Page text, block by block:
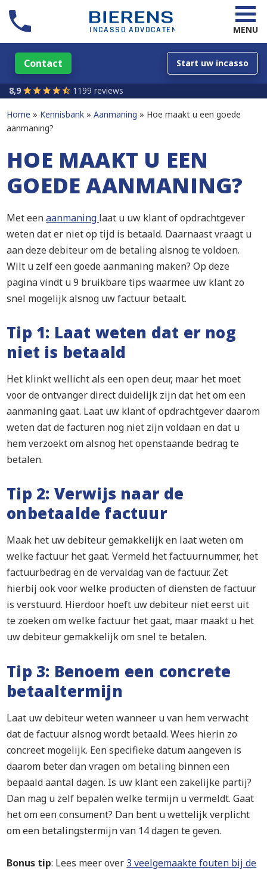
MENU
Contact Start uw incasso
8,9 1199 reviews
Home Kennisbank Aanmaning
Hoe maakt u een goede
aanmaning?
HOE MAAKT U EEN
GOEDE AANMANING?
Met eenaanmaning laat u uw klant of opdrachtgever
weten dat er niet op tijd is betaald. Daarnaast vraagt u
aan deze debiteur om de betaling alsnog te voldoen.
Wilt u zelf een goede aanmaning maken? Op deze
pagina vindt u 9 bruikbare tips waarmee uw klant zo
snel mogelijk alsnog uw factuur betaalt.
Tip 1: Laat weten dat er nog
niet is betaald
Het klinkt wellicht als een open deur, maar het moet
voor de ontvanger direct duidelijk zijn dat het om een
aanmaning gaat. Laat uw klant of opdrachtgever daarom
weten dat de facturen nog niet zijn voldaan en dat u
hem verzoekt om alsnog het openstaande bedrag te
betalen.
Tip 2: Verwijs naar de
onbetaalde factuur
Maak het uw debiteur gemakkelijk en laat weten om
welke factuur het gaat. Vermeld het factuurnummer, het
factuurbedrag en de vervaldag van de factuur. Zet
hierbij ook voor welke producten of diensten de factuur
is verstuurd. Hierdoor hoeft uw debiteur niet eerst uit
te zoeken om welke factuur het gaat, maar maakt u het
uw debiteur gemakkelijk om snel te betalen.
Tip 3: Benoem een concrete
betaaltermijn
Laat uw debiteur weten wanneer u van hem verwacht
dat de factuur alsnog wordt betaald. Wees hierin zo
concreet mogelijk. Een specifieke datum aangeven is
daarom beter dan vragen om betaling binnen een
bepaald aantal dagen. Is uw klant een zakelijke partij?
Dan mag u zelf bepalen welke termijn u vermeldt. Gaat
het om een consument? Dan bent u wettelijk verplicht
om een betalingstermijn van 14 dagen te geven.
Bonus tip: Lees meer over 3 veelgemaakte fouten bij de